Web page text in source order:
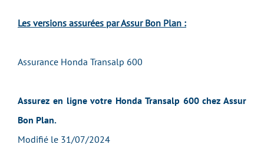
Les versions assurées par Assur Bon Plan :
Assurance Honda Transalp 600
Assurez en ligne votre Honda Transalp 600 chez Assur
Bon Plan.
Modifié le 31/07/2024